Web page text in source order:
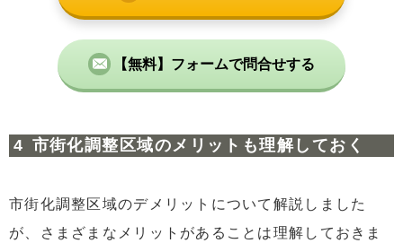
【無料】フォームで問合せする
市街化調整区域のメリットも理解しておく
市街化調整区域のデメリットについて解説しました
が、さまざまなメリットがあることは理解しておきま